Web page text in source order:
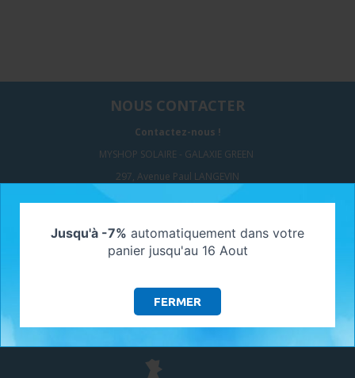
NOUS CONTACTER
Contactez-nous !
MYSHOP SOLAIRE - GALAXIE GREEN
297, Avenue Paul LANGEVIN
77550 MOISSY CRAMAYEL
SUIVEZ-NOUS
Jusqu'à -7% automatiquement dans votre
panier jusqu'au 16 Aout
FERMER